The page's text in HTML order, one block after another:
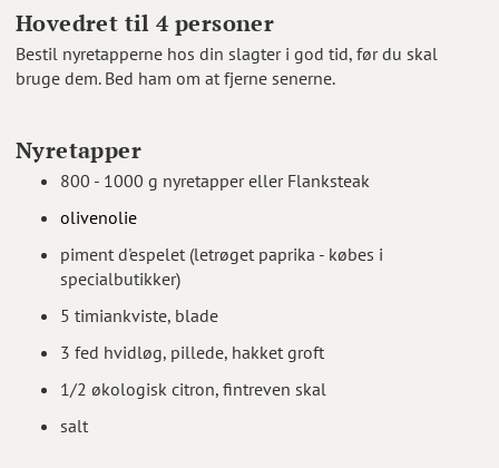
Hovedret til 4 personer
Bestil nyretapperne hos din slagter i god tid, før du skal
bruge dem. Bed ham om at fjerne senerne.
Nyretapper
800 - 1000 g nyretapper eller Flanksteak
olivenolie
piment d'espelet (letrøget paprika - købes i
specialbutikker)
5 timiankviste, blade
3 fed hvidløg, pillede, hakket groft
1/2 økologisk citron, fintreven skal
salt